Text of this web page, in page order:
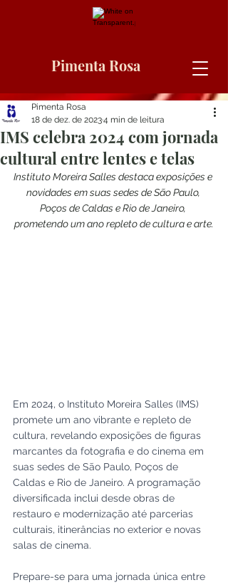
Pimenta Rosa
IMS celebra 2024 com jornada
cultural entre lentes e telas
Pimenta Rosa
18 de dez. de 20234 min de leitura
Instituto Moreira Salles destaca exposições e
novidades em suas sedes de São Paulo,
Poços de Caldas e Rio de Janeiro,
prometendo um ano repleto de cultura e arte.
Em 2024, o Instituto Moreira Salles (IMS)
promete um ano vibrante e repleto de
cultura, revelando exposições de figuras
marcantes da fotografia e do cinema em
suas sedes de São Paulo, Poços de
Caldas e Rio de Janeiro. A programação
diversificada inclui desde obras de
restauro e modernização até parcerias
culturais, itinerâncias no exterior e novas
salas de cinema.
Prepare-se para uma jornada única entre